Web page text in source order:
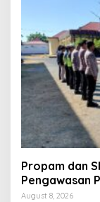
Propam dan
Pengawasan
Selama 1×24
August 8, 2026